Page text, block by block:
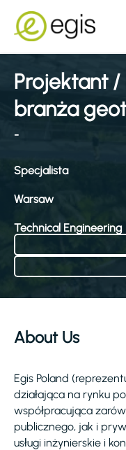
Projektant
branża
-
Specjalista
Warsaw
Technical Engineering
About Us
Egis Poland
działająca na rynku
współpracująca
publicznego, jak i
usługi inżynierskie i